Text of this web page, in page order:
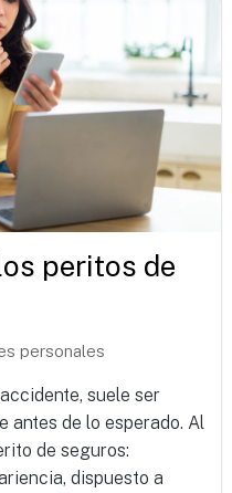
peritos de
personales
suele ser
antes de lo esperado. Al
de seguros:
dispuesto a